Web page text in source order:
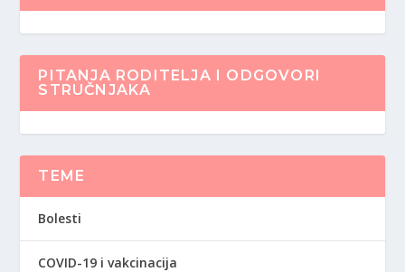
PITANJA RODITELJA I ODGOVORI
STRUČNJAKA
TEME
Bolesti
COVID-19 i vakcinacija